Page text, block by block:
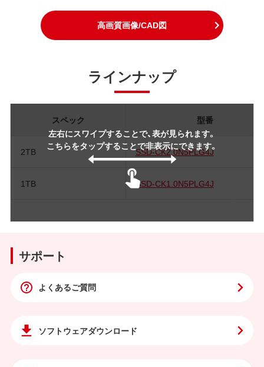
高画質画像/CAD図
ラインナップ
左右にスワイプすることで、表が見られます。
こちらをタップすることで非表示にできます。
スペック 型番
2TB SSD-CK2.0N5PLG4J
1TB SSD-CK1.0N5PLG4J
サポート
よくあるご質問
ソフトウェアダウンロード